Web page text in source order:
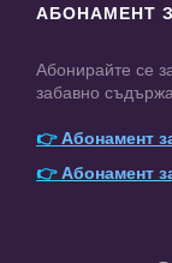
АБОНАМЕНТ
Абонирайте се
забавно
👉Абонамент
👉Абонамент